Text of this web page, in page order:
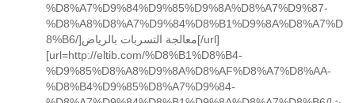
%D8%A7%D9%84%D9%85%D9%8A%D8%A7%D9%87-
%D8%A8%D8%A7%D9%84%D8%B1%D9%8A%D8%A7%D
8%B6/]معالجة التسربات بالرياض[/url]
[url=http://eltib.com/%D8%B1%D8%B4-
%D9%85%D8%A8%D9%8A%D8%AF%D8%A7%D8%AA-
%D8%B4%D9%85%D8%A7%D9%84-